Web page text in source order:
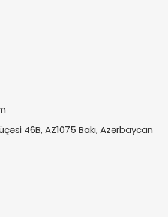
46B, AZ1075 Bakı, Azərbaycan